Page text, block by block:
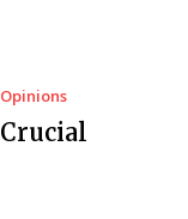
Opinions
Crucial